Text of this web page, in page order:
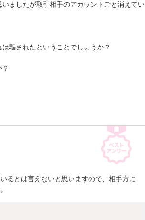
ましたが取引相手のアカウントごと消えてい
騙されたということでしょうか？
るとは言えないと思いますので、相手方に